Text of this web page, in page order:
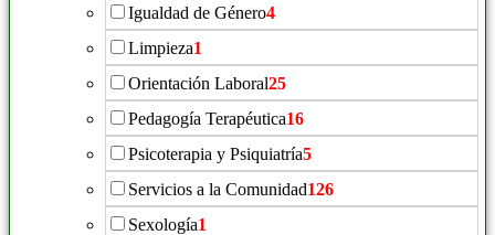
Igualdad de Género4
Limpieza1
Orientación Laboral25
Pedagogía Terapéutica16
Psicoterapia y Psiquiatría5
Servicios a la Comunidad126
Sexología1